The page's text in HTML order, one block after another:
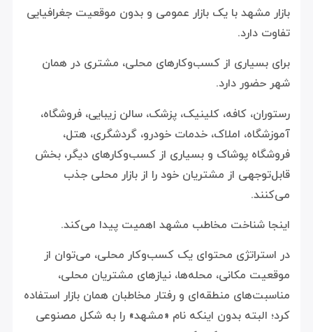
بازار مشهد با یک بازار عمومی و بدون موقعیت جغرافیایی
تفاوت دارد.
برای بسیاری از کسب‌وکارهای محلی، مشتری در همان
شهر حضور دارد.
رستوران، کافه، کلینیک، پزشک، سالن زیبایی، فروشگاه،
آموزشگاه، املاک، خدمات خودرو، گردشگری، هتل،
فروشگاه پوشاک و بسیاری از کسب‌وکارهای دیگر، بخش
قابل‌توجهی از مشتریان خود را از بازار محلی جذب
می‌کنند.
اینجا شناخت مخاطب مشهد اهمیت پیدا می‌کند.
در استراتژی محتوای یک کسب‌وکار محلی، می‌توان از
موقعیت مکانی، محله‌ها، نیازهای مشتریان محلی،
مناسبت‌های منطقه‌ای و رفتار مخاطبان همان بازار استفاده
کرد؛ البته بدون اینکه نام «مشهد» را به شکل مصنوعی